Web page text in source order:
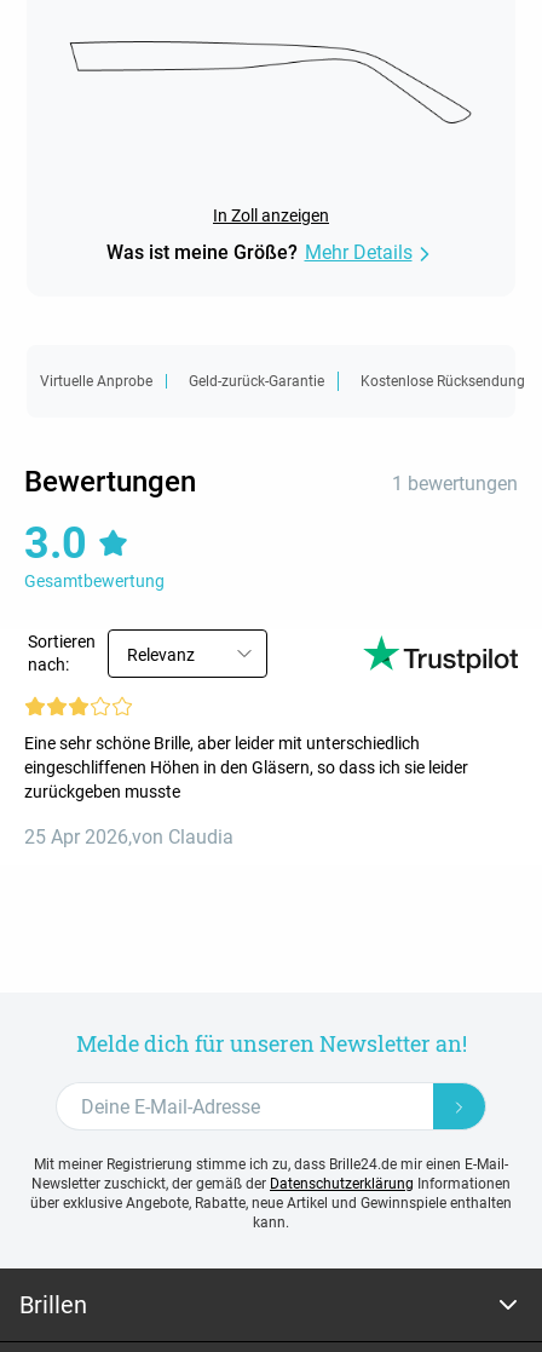
In Zoll anzeigen
Was ist meine Größe? Mehr Details
Virtuelle Anprobe Geld-zurück-Garantie Kostenlose Rücksendung
Bewertungen 1 bewertungen
3.0
Gesamtbewertung
Sortieren
nach:
Relevanz
Eine sehr schöne Brille, aber leider mit unterschiedlich
eingeschliffenen Höhen in den Gläsern, so dass ich sie leider
zurückgeben musste
25 Apr 2026,von Claudia
Melde dich für unseren Newsletter an!
Mit meiner Registrierung stimme ich zu, dass Brille24.de mir einen E-Mail-
Newsletter zuschickt, der gemäß der Datenschutzerklärung Informationen
über exklusive Angebote, Rabatte, neue Artikel und Gewinnspiele enthalten
kann.
Brillen